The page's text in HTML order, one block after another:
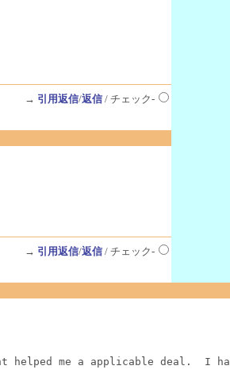
→ 引用返信/返信/ チェック-
→ 引用返信/返信/ チェック-
helped me a applicable